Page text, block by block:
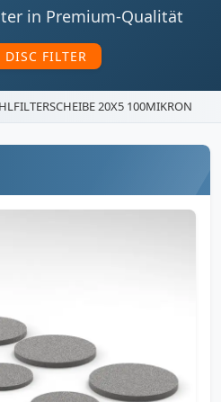
in Premium-Qualität
DISC FILTER
20X5 100MIKRON